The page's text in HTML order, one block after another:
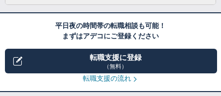
平日夜の時間帯の転職相談も可能！
まずはアデコにご登録ください
転職支援に登録
（無料）
転職支援の流れ